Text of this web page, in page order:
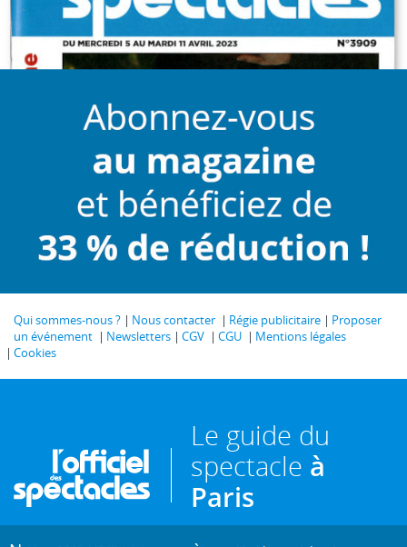
Qui sommes-nous ? Nous contacter Régie publicitaire
Proposer
un événement
Newsletters CGV CGU
Mentions légales
Cookies
Le guide du
spectacle à
Paris